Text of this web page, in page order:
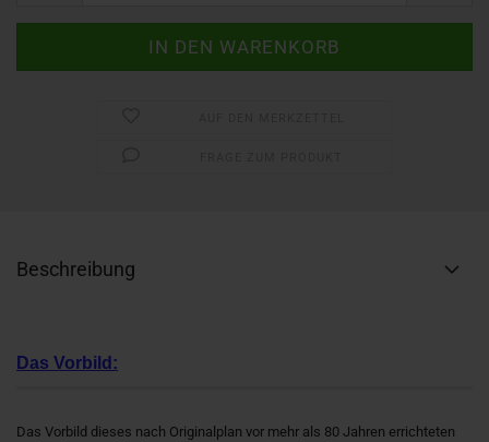
Beschreibung
Das Vorbild:
Das Vorbild dieses nach Originalplan vor mehr als 80 Jahren errichteten